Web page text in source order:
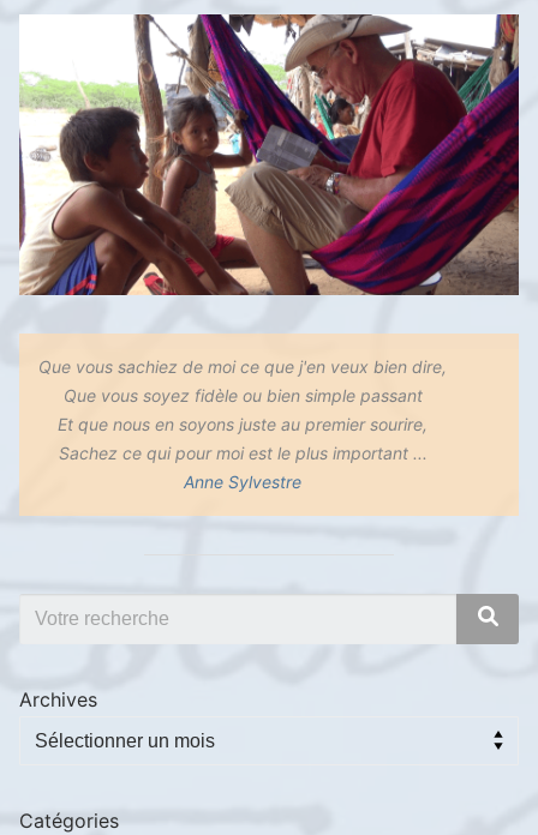
Que vous sachiez de moi ce que j'en veux bien dire,
Que vous soyez fidèle ou bien simple passant
Et que nous en soyons juste au premier sourire,
Sachez ce qui pour moi est le plus important ...
Anne Sylvestre
Archives
Catégories